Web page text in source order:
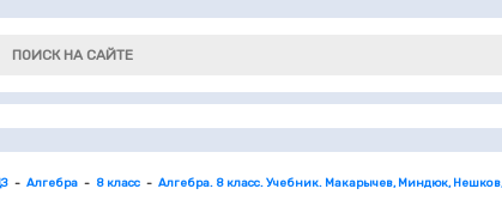
Алгебра 8 класс Алгебра. 8 класс. Учебник. Макарычев, Миндюк,